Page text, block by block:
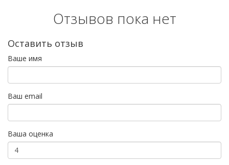
Отзывов пока нет
Оставить отзыв
Ваше имя
Ваш email
Ваша оценка